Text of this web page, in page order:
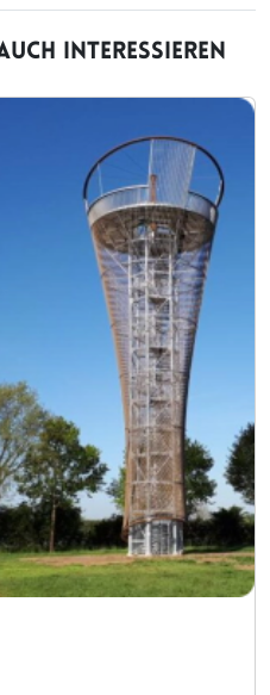
INTERESSIEREN